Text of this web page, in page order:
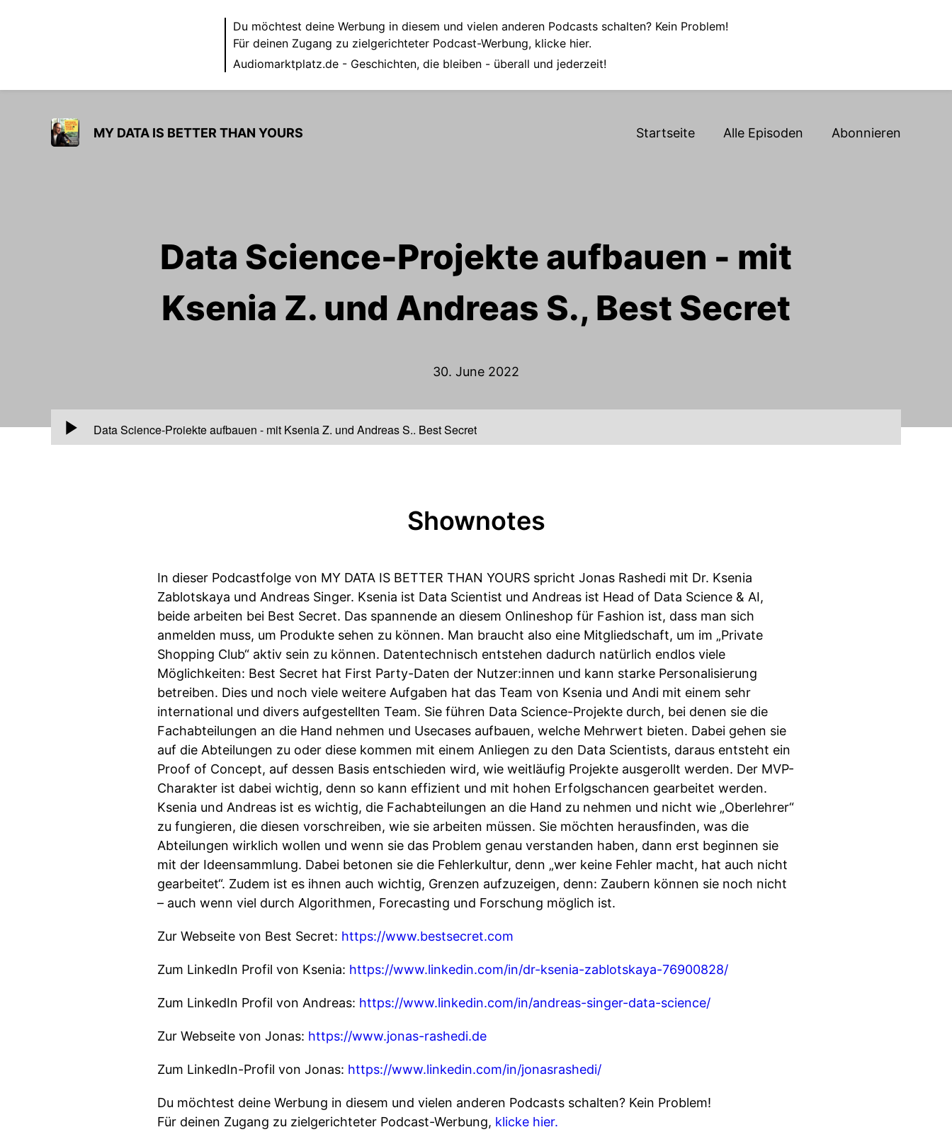
Du möchtest deine Werbung in diesem und vielen anderen Podcasts schalten? Kein Problem!
Für deinen Zugang zu zielgerichteter Podcast-Werbung, klicke hier.
Audiomarktplatz.de- Geschichten, die bleiben - überall und jederzeit!
MY DATA IS BETTER THAN YOURS Startseite Alle Episoden Abonnieren
Data Science-Projekte aufbauen - mit
Ksenia Z. und Andreas S., Best Secret
30. June 2022
00:00
Data Science-Projekte aufbauen - mit Ksenia Z. und Andreas S., Best Secret
Shownotes
In dieser Podcastfolge von MY DATA IS BETTER THAN YOURS spricht Jonas Rashedi mit Dr. Ksenia
Zablotskaya und Andreas Singer. Ksenia ist Data Scientist und Andreas ist Head of Data Science & AI,
beide arbeiten bei Best Secret. Das spannende an diesem Onlineshop für Fashion ist, dass man sich
anmelden muss, um Produkte sehen zu können. Man braucht also eine Mitgliedschaft, um im „Private
Shopping Club“ aktiv sein zu können. Datentechnisch entstehen dadurch natürlich endlos viele
Möglichkeiten: Best Secret hat First Party-Daten der Nutzer:innen und kann starke Personalisierung
betreiben. Dies und noch viele weitere Aufgaben hat das Team von Ksenia und Andi mit einem sehr
international und divers aufgestellten Team. Sie führen Data Science-Projekte durch, bei denen sie die
Fachabteilungen an die Hand nehmen und Usecases aufbauen, welche Mehrwert bieten. Dabei gehen sie
auf die Abteilungen zu oder diese kommen mit einem Anliegen zu den Data Scientists, daraus entsteht ein
Proof of Concept, auf dessen Basis entschieden wird, wie weitläufig Projekte ausgerollt werden. Der MVP-
Charakter ist dabei wichtig, denn so kann effizient und mit hohen Erfolgschancen gearbeitet werden.
Ksenia und Andreas ist es wichtig, die Fachabteilungen an die Hand zu nehmen und nicht wie „Oberlehrer“
zu fungieren, die diesen vorschreiben, wie sie arbeiten müssen. Sie möchten herausfinden, was die
Abteilungen wirklich wollen und wenn sie das Problem genau verstanden haben, dann erst beginnen sie
mit der Ideensammlung. Dabei betonen sie die Fehlerkultur, denn „wer keine Fehler macht, hat auch nicht
gearbeitet“. Zudem ist es ihnen auch wichtig, Grenzen aufzuzeigen, denn: Zaubern können sie noch nicht
– auch wenn viel durch Algorithmen, Forecasting und Forschung möglich ist.
Zur Webseite von Best Secret: https://www.bestsecret.com
Zum LinkedIn Profil von Ksenia: https://www.linkedin.com/in/dr-ksenia-zablotskaya-76900828/
Zum LinkedIn Profil von Andreas: https://www.linkedin.com/in/andreas-singer-data-science/
Zur Webseite von Jonas: https://www.jonas-rashedi.de
Zum LinkedIn-Profil von Jonas: https://www.linkedin.com/in/jonasrashedi/
Du möchtest deine Werbung in diesem und vielen anderen Podcasts schalten? Kein Problem!
Für deinen Zugang zu zielgerichteter Podcast-Werbung, klicke hier.